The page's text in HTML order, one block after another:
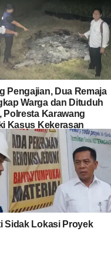
Pengajian, Dua Remaja
Warga dan Dituduh
Polresta Karawang
Kasus Kekerasan
Anak
Sidak Lokasi Proyek